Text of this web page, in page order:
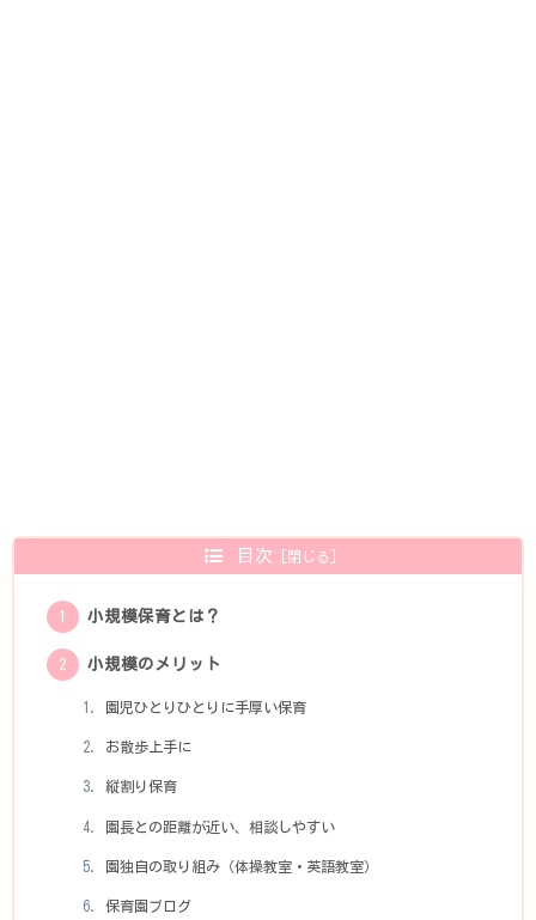
目次
小規模保育とは？
小規模のメリット
園児ひとりひとりに手厚い保育
お散歩上手に
縦割り保育
園長との距離が近い、相談しやすい
園独自の取り組み（体操教室・英語教室）
保育園ブログ